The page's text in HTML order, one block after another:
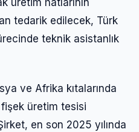
üretim hatlarının
tedarik edilecek, Türk
teknik asistanlık
ve Afrika kıtalarında
üretim tesisi
en son 2025 yılında